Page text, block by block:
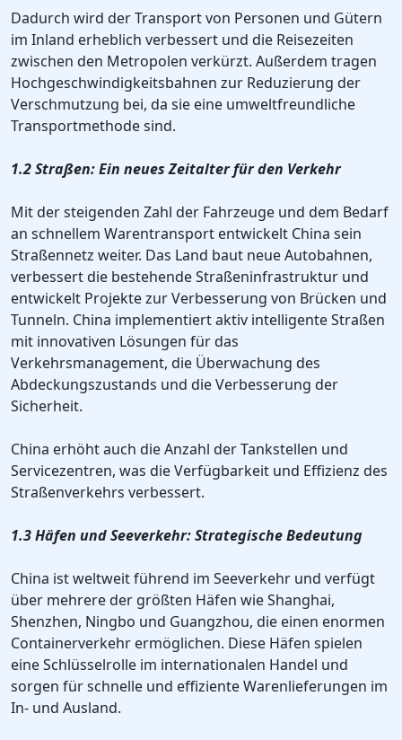
Dadurch wird der Transport von Personen und Gütern
im Inland erheblich verbessert und die Reisezeiten
zwischen den Metropolen verkürzt. Außerdem tragen
Hochgeschwindigkeitsbahnen zur Reduzierung der
Verschmutzung bei, da sie eine umweltfreundliche
Transportmethode sind.
1.2 Straßen: Ein neues Zeitalter für den Verkehr
Mit der steigenden Zahl der Fahrzeuge und dem Bedarf
an schnellem Warentransport entwickelt China sein
Straßennetz weiter. Das Land baut neue Autobahnen,
verbessert die bestehende Straßeninfrastruktur und
entwickelt Projekte zur Verbesserung von Brücken und
Tunneln. China implementiert aktiv intelligente Straßen
mit innovativen Lösungen für das
Verkehrsmanagement, die Überwachung des
Abdeckungszustands und die Verbesserung der
Sicherheit.
China erhöht auch die Anzahl der Tankstellen und
Servicezentren, was die Verfügbarkeit und Effizienz des
Straßenverkehrs verbessert.
1.3 Häfen und Seeverkehr: Strategische Bedeutung
China ist weltweit führend im Seeverkehr und verfügt
über mehrere der größten Häfen wie Shanghai,
Shenzhen, Ningbo und Guangzhou, die einen enormen
Containerverkehr ermöglichen. Diese Häfen spielen
eine Schlüsselrolle im internationalen Handel und
sorgen für schnelle und effiziente Warenlieferungen im
In- und Ausland.